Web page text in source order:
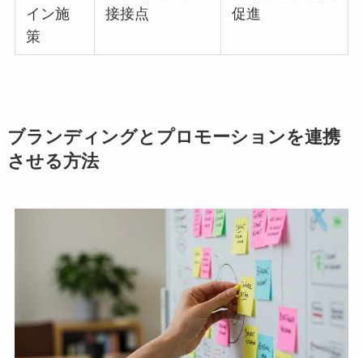
イン施
策
接接点
促進
ブランディングとプロモーションを連携
させる方法